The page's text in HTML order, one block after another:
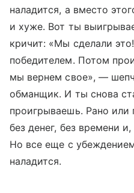
наладится, а вместо
и хуже. Вот ты
кричит: «Мы сделали
победителем. Потом
мы вернем свое», —
обманщик. И ты снова
проигрываешь. Рано или
без денег, без времени
Но все еще с
наладится.